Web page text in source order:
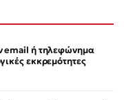
email ή τηλεφώνημα
εκκρεμότητες